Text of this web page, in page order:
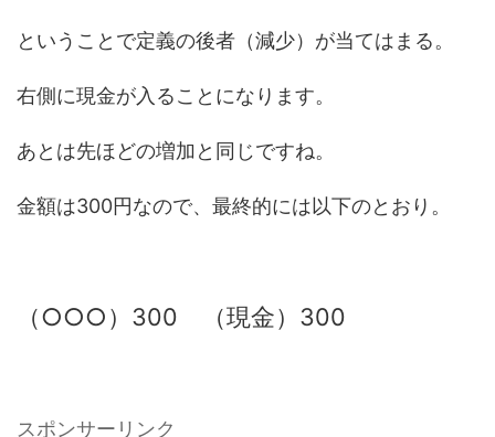
ということで定義の後者（減少）が当てはまる。
右側に現金が入ることになります。
あとは先ほどの増加と同じですね。
金額は300円なので、最終的には以下のとおり。
（○○○）300 （現金）300
スポンサーリンク